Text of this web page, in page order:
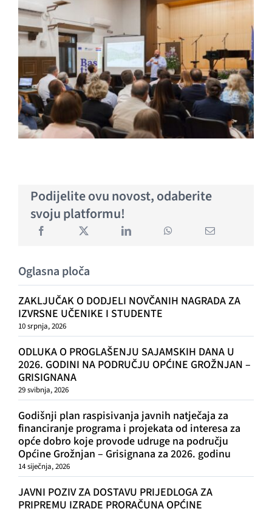
Podijelite ovu novost, odaberite
svoju platformu!
Oglasna ploča
ZAKLJUČAK O DODJELI NOVČANIH NAGRADA ZA
IZVRSNE UČENIKE I STUDENTE
10 srpnja, 2026
ODLUKA O PROGLAŠENJU SAJAMSKIH DANA U
2026. GODINI NA PODRUČJU OPĆINE GROŽNJAN –
GRISIGNANA
29 svibnja, 2026
Godišnji plan raspisivanja javnih natječaja za
financiranje programa i projekata od interesa za
opće dobro koje provode udruge na području
Općine Grožnjan – Grisignana za 2026. godinu
14 siječnja, 2026
JAVNI POZIV ZA DOSTAVU PRIJEDLOGA ZA
PRIPREMU IZRADE PRORAČUNA OPĆINE